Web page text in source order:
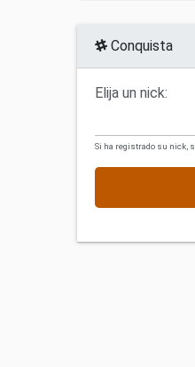
Conquista
Elija un nick:
Si ha registrado su nick,